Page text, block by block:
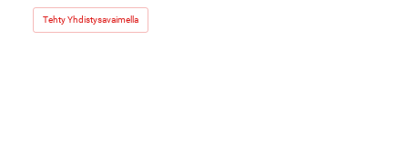
Tehty Yhdistysavaimella